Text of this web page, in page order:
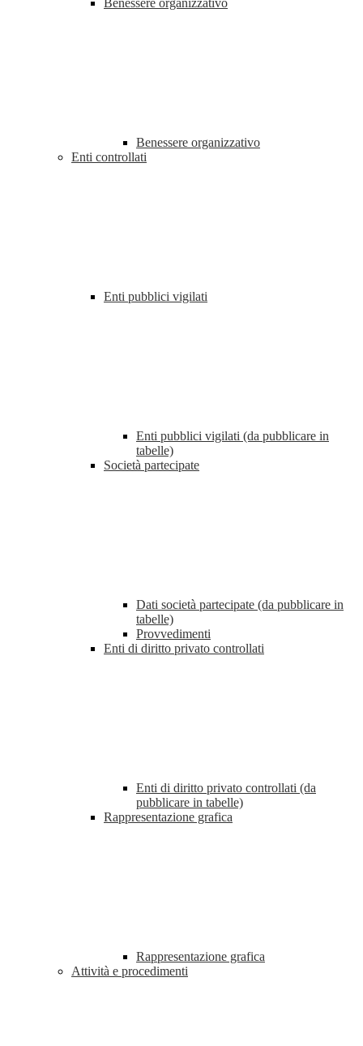
Benessere organizzativo
Benessere organizzativo
Enti controllati
Enti pubblici vigilati
Enti pubblici vigilati (da pubblicare in
tabelle)
Società partecipate
Dati società partecipate (da pubblicare in
tabelle)
Provvedimenti
Enti di diritto privato controllati
Enti di diritto privato controllati (da
pubblicare in tabelle)
Rappresentazione grafica
Rappresentazione grafica
Attività e procedimenti